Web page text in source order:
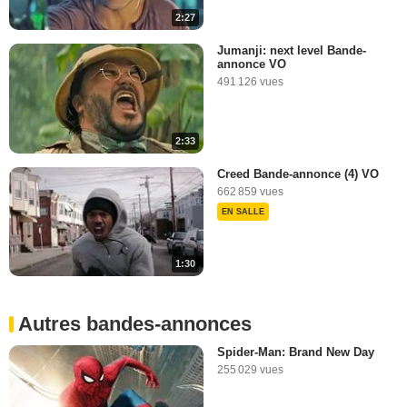
3:15
2:27
2:33
Jumanji: next level Bande-
annonce VO
491 126 vues
1:30
Creed Bande-annonce (4) VO
662 859 vues
EN SALLE
Autres bandes-annonces
Spider-Man: Brand New Day
255 029 vues